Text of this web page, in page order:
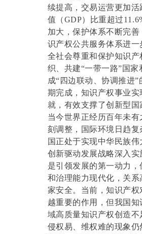
续提高，交易运营更加
值（GDP）比重超过
加大，保护体系不断完
识产权公共服务体系进
全社会尊重和保护知识
织、共建“一带一路”国
成“四边联动、协调推进
期完成，知识产权事业
就，有效支撑了创新型
当今世界正经历百年未
刻调整，国际环境日趋
国正处于实现中华民族
创新驱动发展战略深入
是引领发展的第一动力
和治理能力现代化，关
家安全。当前，知识产
越重要的作用，但我国
域高质量知识产权创造
侵权易、维权难的现象